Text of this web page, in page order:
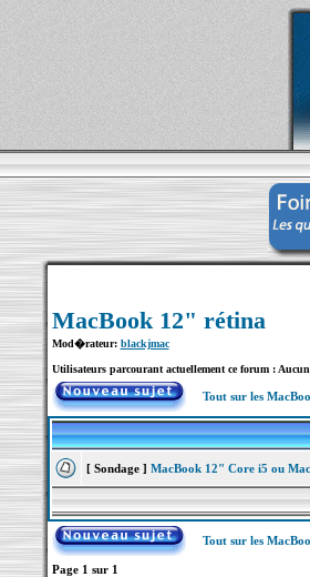
Aller
MacBook 12" rétina
Mod�rateur: blackjmac
Utilisateurs parcourant actuellement ce forum : Aucun
Tout sur les
[ Sondage ] MacBook 12" Core i5 ou
Tout sur les
Page 1 sur 1